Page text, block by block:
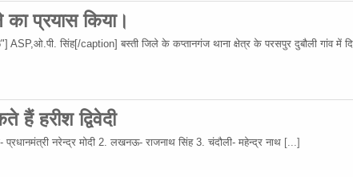
प्रयास किया।
सिंह[/caption] बस्ती जिले के कप्तानगंज थाना क्षेत्र के परसपुर दुबौली गांव में
हैं हरीश द्विवेदी
नरेन्द्र मोदी 2. लखनऊ- राजनाथ सिंह 3. चंदौली- महेन्द्र नाथ [...]